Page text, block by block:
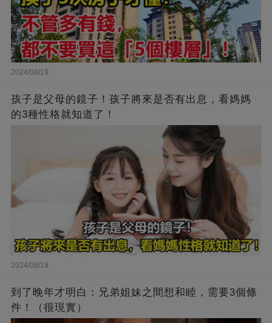
2024/08/19
孩子是父母的鏡子！孩子將來是否有出息，看媽媽
的3種性格就知道了！
2024/08/19
到了晚年才明白：兄弟姐妹之間想和睦，需要3個條
件！（很現實）